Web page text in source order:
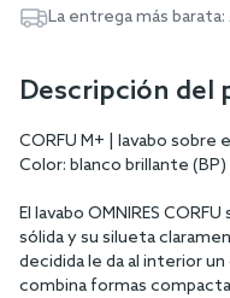
La entrega más barata:
Descripción del
CORFU M+ | lavabo
Color: blanco brillante (BP)
El lavabo OMNIRES
sólida y su silueta
decidida le da al interior
combina formas